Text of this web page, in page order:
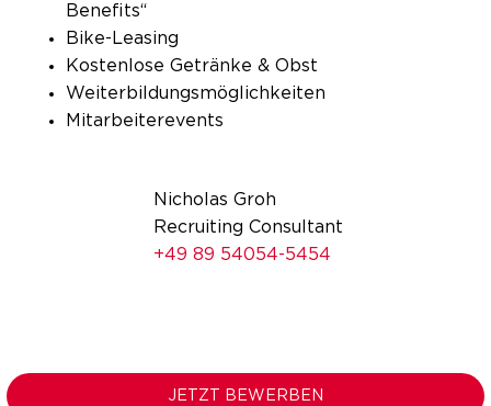
Benefits“
Bike-Leasing
Kostenlose Getränke & Obst
Weiterbildungsmöglichkeiten
Mitarbeiterevents
Nicholas Groh
Recruiting Consultant
+49 89 54054-5454
JETZT BEWERBEN